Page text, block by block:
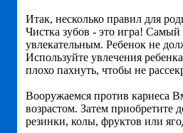
Итак, несколько правил для
Чистка зубов - это игра! Самый
увлекательным. Ребенок не
Используйте увлечения
плохо пахнуть, чтобы не
Вооружаемся против кариеса
возрастом. Затем приобретите
резинки, колы, фруктов или